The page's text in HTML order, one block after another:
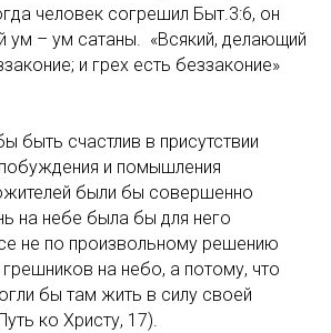
человек согрешил Быт.3:6, он
ум – ум сатаны. «Всякий, делающий
и грех есть беззаконие»
быть счастлив в присутствии
и помышления
были бы совершенно
на небе была бы для него
не по произвольному решению
на небо, а потому, что
бы там жить в силу своей
ко Христу, 17).